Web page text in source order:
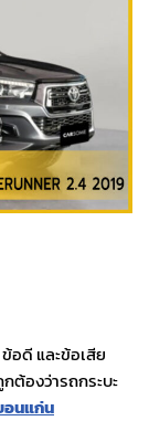
อดี และข้อเสีย
ต้องว่ารถกระบะ
อนแก่น